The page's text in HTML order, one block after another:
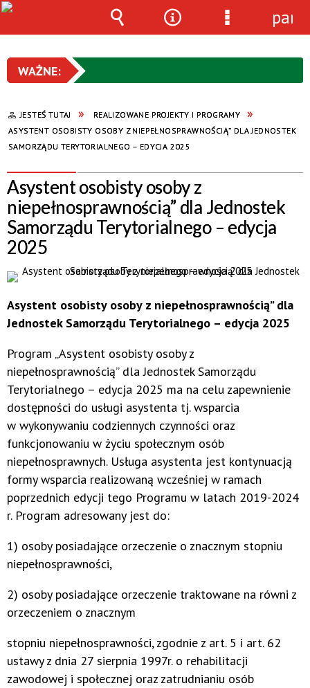
JESTEŚ TUTAJ
REALIZOWANE PROJEKTY I PROGRAMY
ASYSTENT OSOBISTY OSOBY Z NIEPEŁNOSPRAWNOŚCIĄ” DLA JEDNOSTEK
SAMORZĄDU TERYTORIALNEGO – EDYCJA 2025
Asystent osobisty osoby z
niepełnosprawnością” dla Jednostek
Samorządu Terytorialnego – edycja
2025
Asystent osobisty osoby z niepełnosprawnością” dla
Jednostek Samorządu Terytorialnego – edycja 2025
Program „Asystent osobisty osoby z
niepełnosprawnością” dla Jednostek Samorządu
Terytorialnego – edycja 2025 ma na celu zapewnienie
dostępności do usługi asystenta tj. wsparcia
w wykonywaniu codziennych czynności oraz
funkcjonowaniu w życiu społecznym osób
niepełnosprawnych. Usługa asystenta jest kontynuacją
formy wsparcia realizowaną wcześniej w ramach
poprzednich edycji tego Programu w latach 2019-2024
r. Program adresowany jest do:
1) osoby posiadające orzeczenie o znacznym stopniu
niepełnosprawności,
2) osoby posiadające orzeczenie traktowane na równi z
orzeczeniem o znacznym
stopniu niepełnosprawności, zgodnie z art. 5 i art. 62
ustawy z dnia 27 sierpnia 1997r. o rehabilitacji
zawodowej i społecznej oraz zatrudnianiu osób
Wyszukiwarka
NarzędziaMenu
szczegółowe